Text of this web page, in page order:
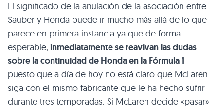
El significado de la anulación de la asociación entre
Sauber y Honda puede ir mucho más allá de lo que
parece en primera instancia ya que de forma
esperable, inmediatamente se reavivan las dudas
sobre la continuidad de Honda en la Fórmula 1
puesto que a día de hoy no está claro que McLaren
siga con el mismo fabricante que le ha hecho sufrir
durante tres temporadas. Si McLaren decide «pasar»